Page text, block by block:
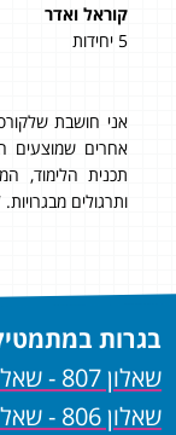
קוראל ואדר
5 יחידות
אני חושבת
אחרים שמוצעים
תכנית הלימוד,
ותרגולים מבגרויות. 97 ב- 806 ו98 ב- 807!
בגרות במתמטיקה - 5
שאלון 807 - שאלון 582
שאלון 806 - שאלון 581